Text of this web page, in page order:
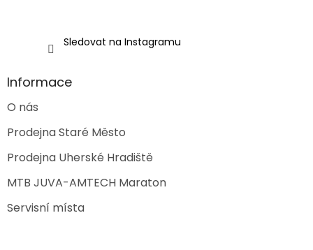
Sledovat na Instagramu
Informace
O nás
Prodejna Staré Město
Prodejna Uherské Hradiště
MTB JUVA-AMTECH Maraton
Servisní místa